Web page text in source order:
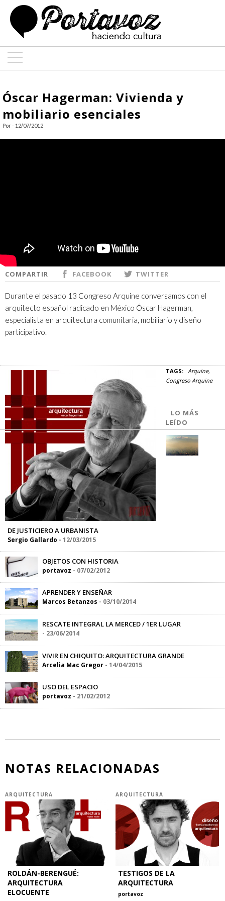
ARQUITECTURA
Óscar Hagerman: Vivienda y
mobiliario esenciales
Por - 12/07/2012
COMPARTIR FACEBOOK TWITTER
Durante el pasado 13 Congreso Arquine conversamos con el
arquitecto español radicado en México Óscar Hagerman,
especialista en arquitectura comunitaria, mobiliario y diseño
participativo.
TAGS: Arquine
Congreso Arquine
LO MÁS
LEÍDO
DE JUSTICIERO A URBANISTA
Sergio Gallardo - 12/03/2015
OBJETOS CON HISTORIA
portavoz - 07/02/2012
APRENDER Y ENSEÑAR
Marcos Betanzos - 03/10/2014
RESCATE INTEGRAL LA MERCED / 1ER LUGAR
- 23/06/2014
VIVIR EN CHIQUITO: ARQUITECTURA GRANDE
Arcelia Mac Gregor - 14/04/2015
USO DEL ESPACIO
portavoz - 21/02/2012
NOTAS RELACIONADAS
ARQUITECTURA
ROLDÁN-BERENGUÉ:
ARQUITECTURA
ELOCUENTE
ARQUITECTURA
TESTIGOS DE LA
ARQUITECTURA
portavoz